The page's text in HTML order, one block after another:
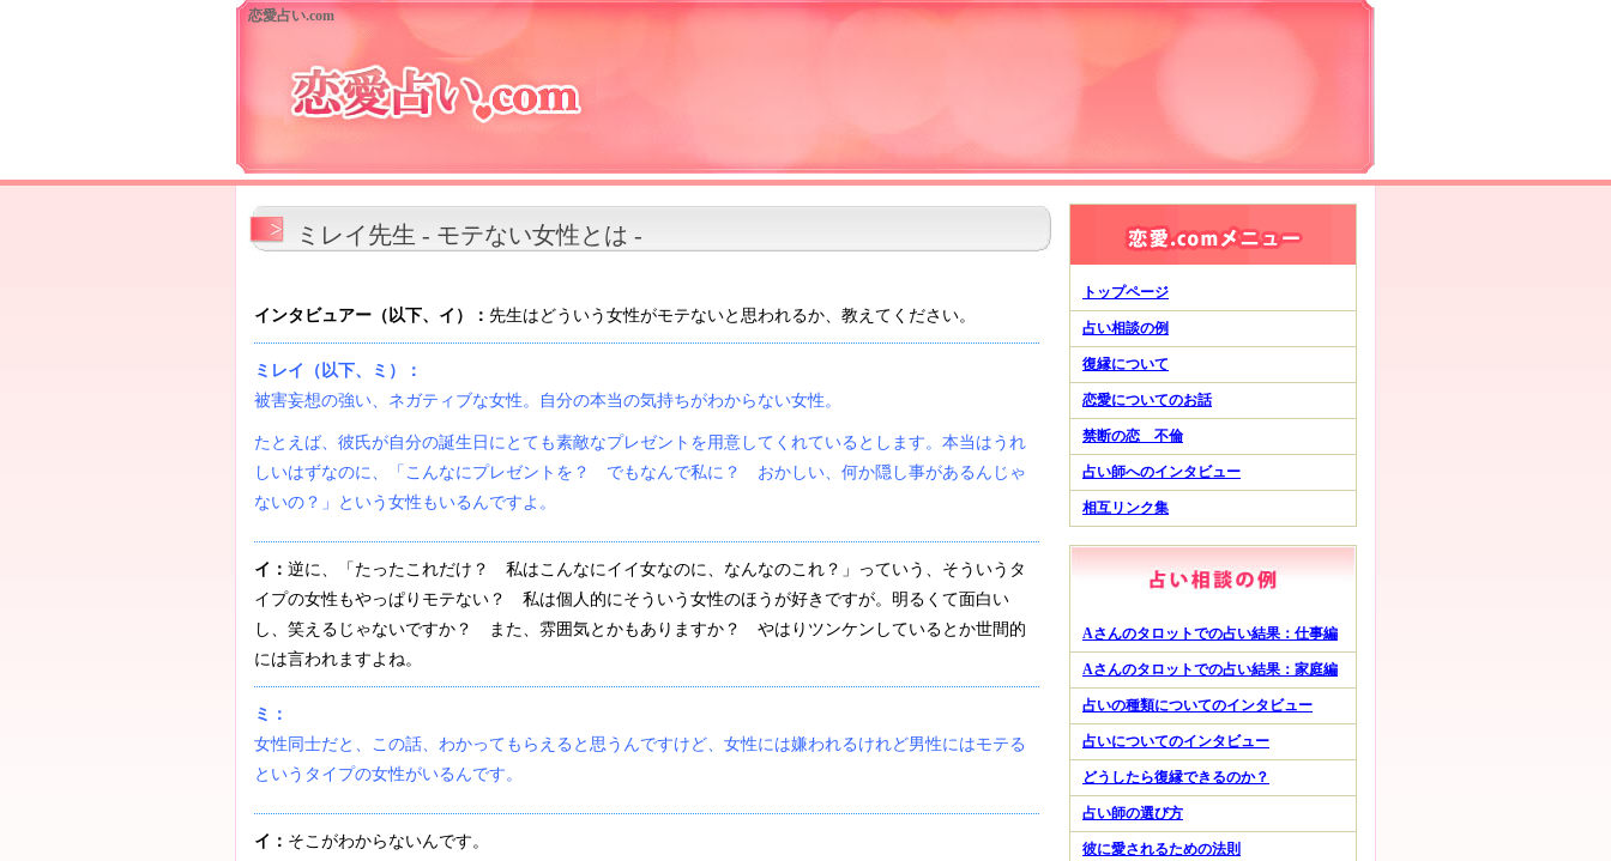
恋愛占い.com
トップページ
占い相談の例
復縁について
恋愛についてのお話
禁断の恋 不倫
占い師へのインタビュー
相互リンク集
Aさんのタロットでの占い結果：仕事編
Aさんのタロットでの占い結果：家庭編
占いの種類についてのインタビュー
占いについてのインタビュー
どうしたら復縁できるのか？
占い師の選び方
彼に愛されるための法則
ミレイ先生 - モテない女性とは -
インタビュアー（以下、イ）： 先生はどういう女性がモテないと思われるか、教えてください。
ミレイ（以下、ミ）：
被害妄想の強い、ネガティブな女性。自分の本当の気持ちがわからない女性。
たとえば、彼氏が自分の誕生日にとても素敵なプレゼントを用意してくれているとします。本当はうれ
しいはずなのに、「こんなにプレゼントを？ でもなんで私に？ おかしい、何か隠し事があるんじゃ
ないの？」という女性もいるんですよ。
イ： 逆に、「たったこれだけ？ 私はこんなにイイ女なのに、なんなのこれ？」っていう、そういうタ
イプの女性もやっぱりモテない？ 私は個人的にそういう女性のほうが好きですが。明るくて面白い
し、笑えるじゃないですか？ また、雰囲気とかもありますか？ やはりツンケンしているとか世間的
には言われますよね。
ミ：
女性同士だと、この話、わかってもらえると思うんですけど、女性には嫌われるけれど男性にはモテる
というタイプの女性がいるんです。
イ： そこがわからないんです。